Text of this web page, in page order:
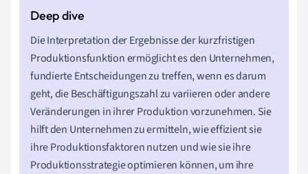
Die Interpretation der Ergebnisse der kurzfristigen
Produktionsfunktion ermöglicht es den Unternehmen,
fundierte Entscheidungen zu treffen, wenn es darum
geht, die Beschäftigungszahl zu variieren oder andere
Veränderungen in ihrer Produktion vorzunehmen. Sie
hilft den Unternehmen zu ermitteln, wie effizient sie
ihre Produktionsfaktoren nutzen und wie sie ihre
Produktionsstrategie optimieren können, um ihre